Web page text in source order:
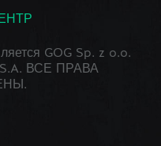
GOG Sp. z o.o.
S.A. ВСЕ ПРАВА